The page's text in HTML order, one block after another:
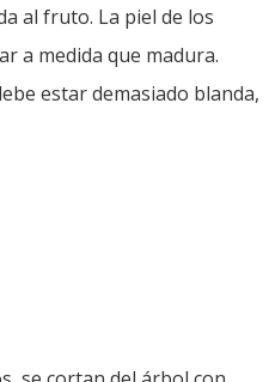
al fruto. La piel de los
a medida que madura.
estar demasiado blanda,